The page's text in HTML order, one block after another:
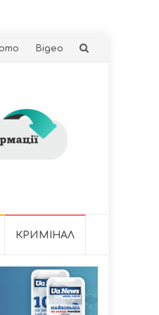
Відео
КРИМІНАЛ